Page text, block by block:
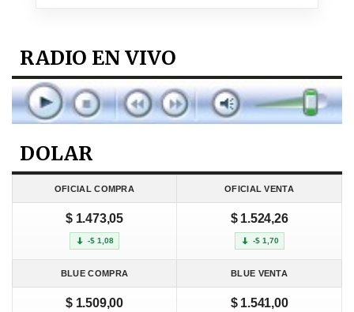
RADIO EN VIVO
DOLAR
OFICIAL COMPRA OFICIAL VENTA
$ 1.473,05
-$ 1,08
$ 1.524,26
-$ 1,70
BLUE COMPRA BLUE VENTA
$ 1.509,00 $ 1.541,00